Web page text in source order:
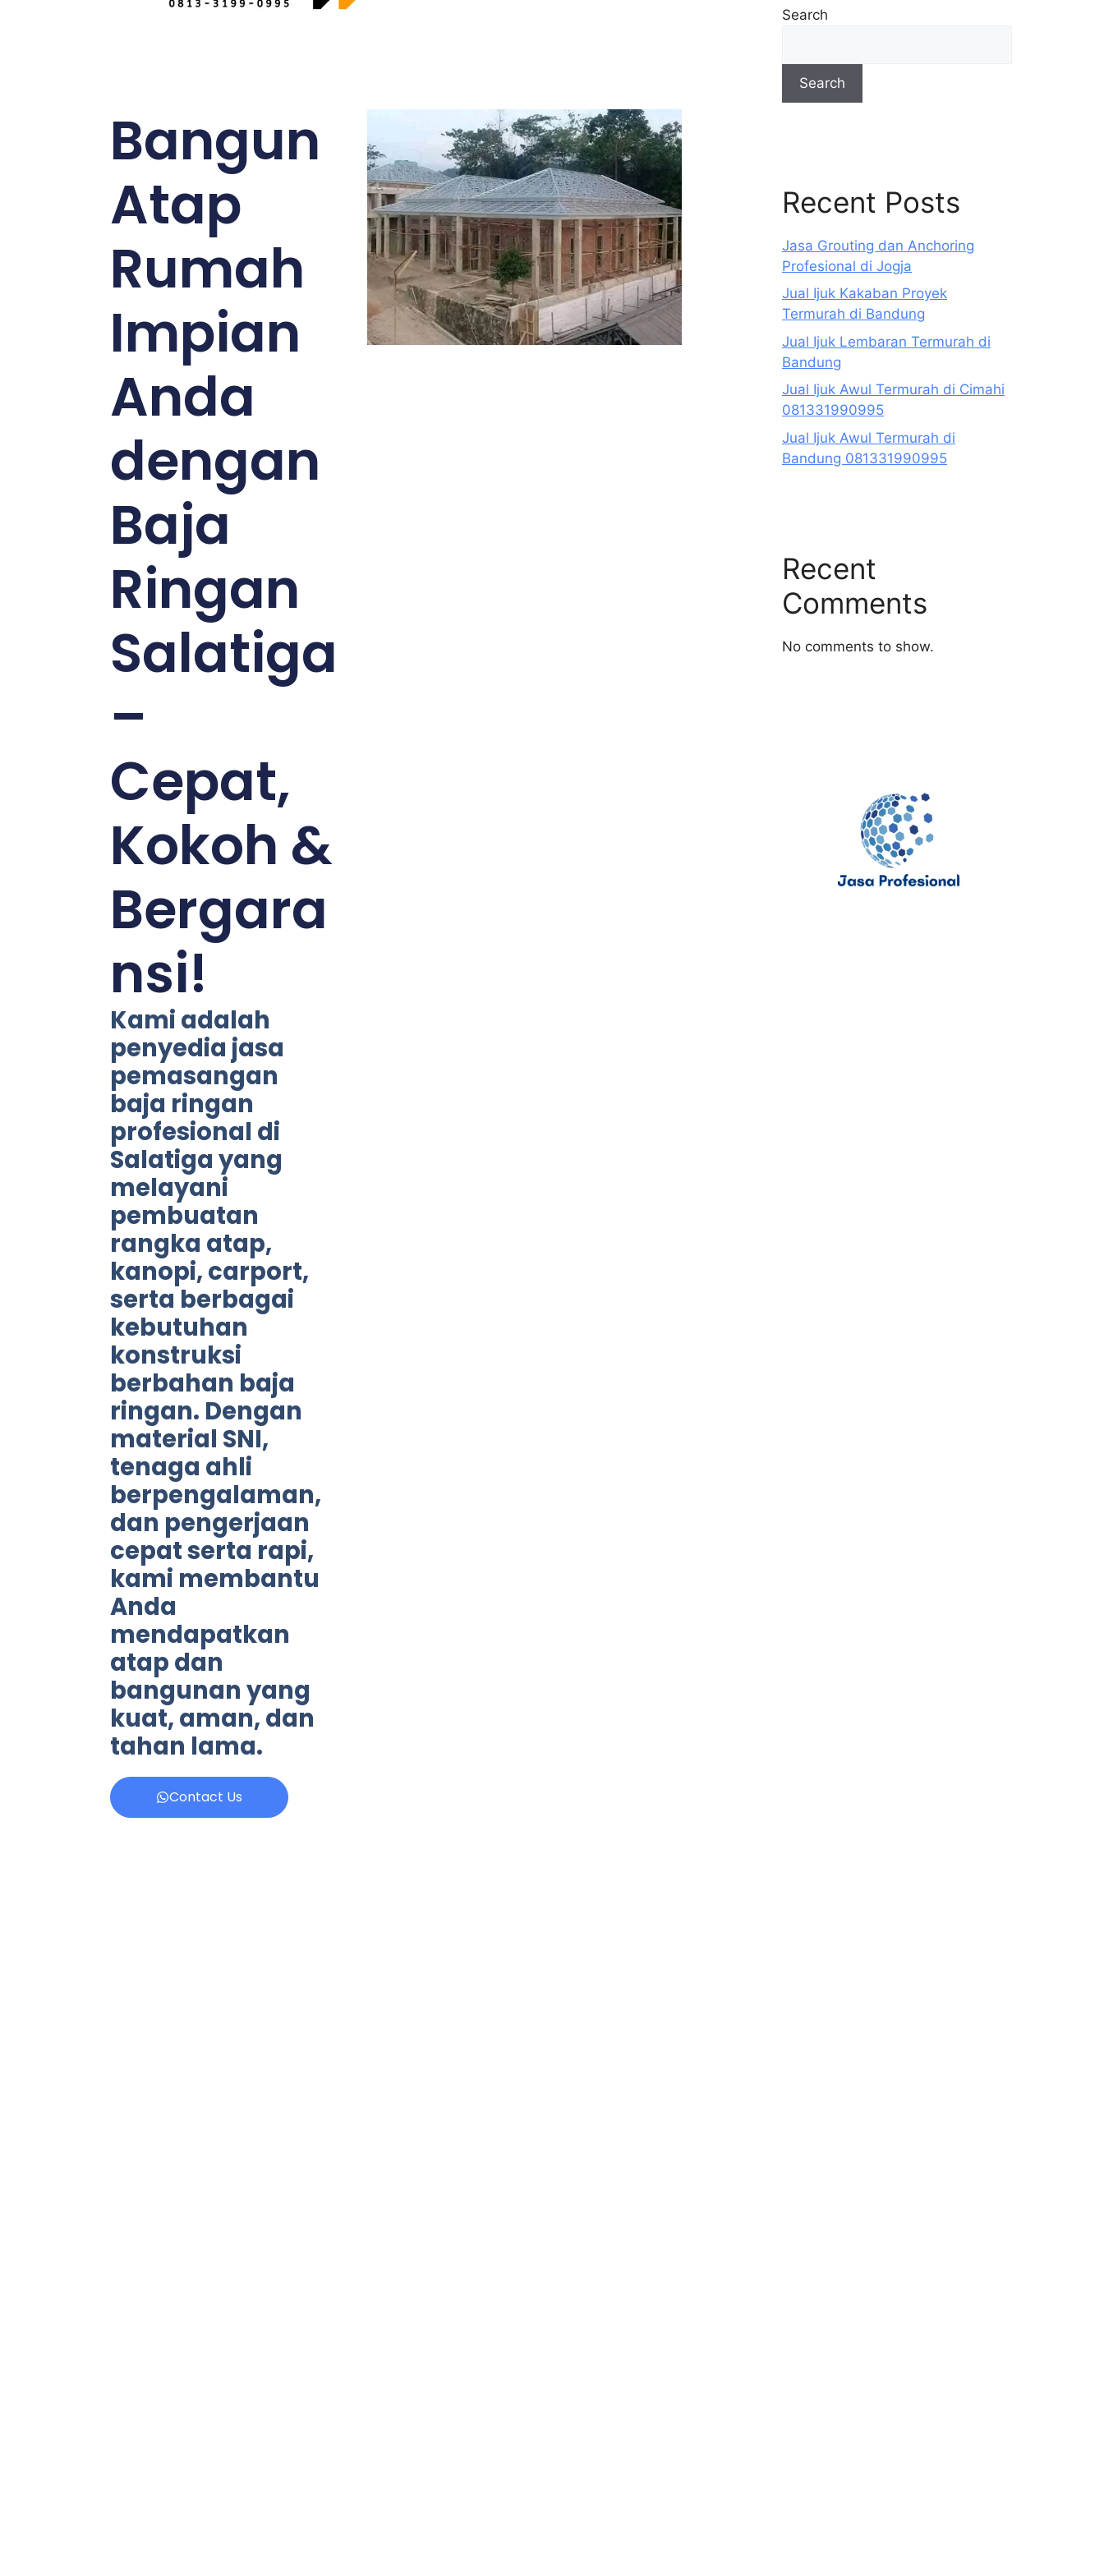
Bangun
Atap
Rumah
Impian
Anda
dengan
Baja
Ringan
Salatiga
–
Cepat,
Kokoh &
Bergara
nsi!
Kami adalah
penyedia jasa
pemasangan
baja ringan
profesional di
Salatiga yang
melayani
pembuatan
rangka atap,
kanopi, carport,
serta berbagai
kebutuhan
konstruksi
berbahan baja
ringan. Dengan
material SNI,
tenaga ahli
berpengalaman,
dan pengerjaan
cepat serta rapi,
kami membantu
Anda
mendapatkan
atap dan
bangunan yang
kuat, aman, dan
tahan lama.
Contact Us
Search
Search
Recent Posts
Jasa Grouting dan Anchoring
Profesional di Jogja
Jual Ijuk Kakaban Proyek
Termurah di Bandung
Jual Ijuk Lembaran Termurah di
Bandung
Jual Ijuk Awul Termurah di Cimahi
081331990995
Jual Ijuk Awul Termurah di
Bandung 081331990995
Recent
Comments
No comments to show.